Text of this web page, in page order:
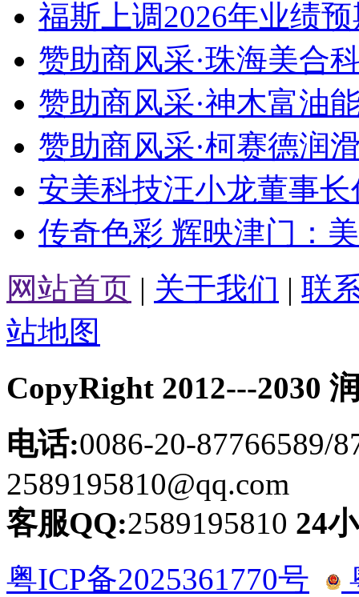
福斯上调2026年业绩
赞助商风采·珠海美合
赞助商风采·神木富油
赞助商风采·柯赛德润
安美科技汪小龙董事
传奇色彩 辉映津门：
网站首页 | 关于我们 | 联
站地图
CopyRight 2012---2030
电话:0086-20-87766589/
2589195810@qq.com
客服QQ:2589195810 24
粤ICP备2025361770号